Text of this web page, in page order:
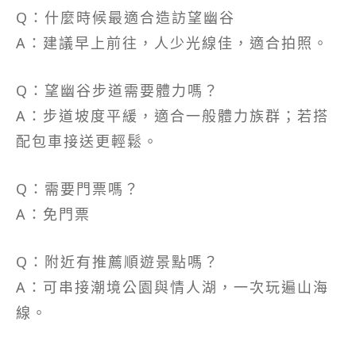
Q：什麼時候最適合造訪望幽谷
A：建議早上前往，人少光線佳，適合拍照。
Q：望幽谷步道需要體力嗎？
A：步道坡度平緩，適合一般體力族群；若搭
配包車接送更輕鬆。
Q：需要門票嗎？
A：免門票
Q：附近有推薦順遊景點嗎？
A：可串接潮境公園與情人湖，一次玩遍山海
線。